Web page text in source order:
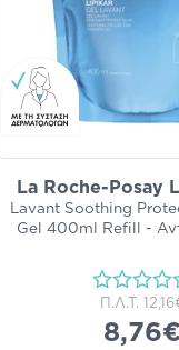
La Roche-Posay
Lavant Soothing
Gel 400ml Refill -
Π.Λ.Τ.